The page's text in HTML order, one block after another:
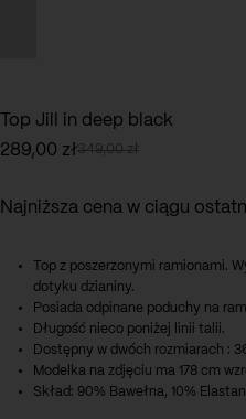
Top Jill in deep black
349,00zł
Pierwotna
349,00 zł.
289,00 złAktualna
289,00 zł.
Najniższa cena w ciągu
Top z poszerzonymi ramionami.
dotyku dzianiny.
Posiada odpinane poduchy na
Długość nieco poniżej linii talii.
Dostępny w dwóch rozmiarach :
Modelka na zdjęciu ma 178 cm
Skład: 90% Bawełna, 10%